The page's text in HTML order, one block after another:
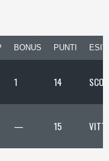
BONUS PUNTI
1 14
— 15